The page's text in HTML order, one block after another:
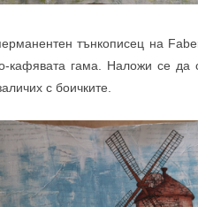
тънкописец на
кафявата гама. Наложи се да
с боичките.